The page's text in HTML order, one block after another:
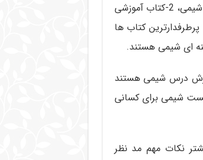
مبتکران برای درس شیمی کتاب های مختلفی تحت عنوان 1-کتاب واجب شیمی، 2-کتاب آموزشی
این ها پرطرفدارترین کتاب ها
ای شیمی هستند.
درس شیمی هستند
شیمی برای کسانی
نکات مهم مد نظر